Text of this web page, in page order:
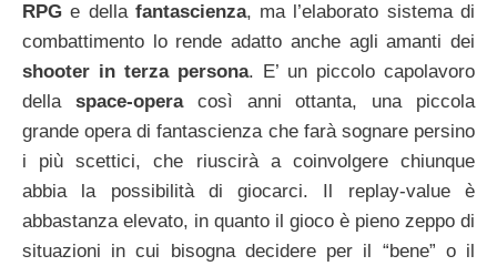
RPG e della fantascienza, ma l’elaborato sistema di
combattimento lo rende adatto anche agli amanti dei
shooter in terza persona. E’ un piccolo capolavoro
della space-operacosì anni ottanta, una piccola
grande opera di fantascienza che farà sognare persino
i più scettici, che riuscirà a coinvolgere chiunque
abbia la possibilità di giocarci. Il replay-value è
abbastanza elevato, in quanto il gioco è pieno zeppo di
situazioni in cui bisogna decidere per il “bene” o il